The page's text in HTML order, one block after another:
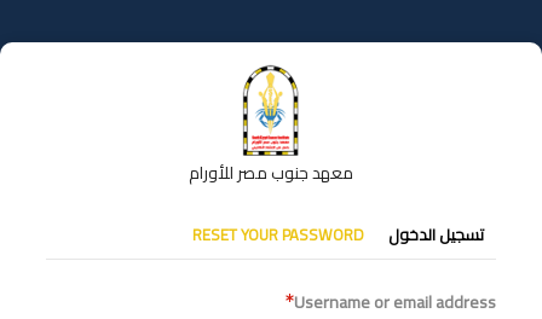
إلى
المحتوى
معهد جنوب مصر للأورام
التبويبات
الأساسية
تسجيل الدخول RESET YOUR PASSWORD
Username or email address